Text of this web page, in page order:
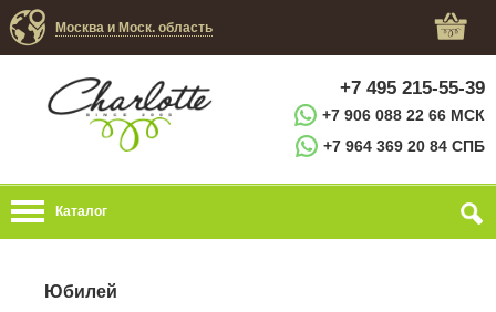
Москва и Моск. область
+7 495 215-55-39
+7 906 088 22 66 МСК
+7 964 369 20 84 СПБ
Каталог
Юбилей